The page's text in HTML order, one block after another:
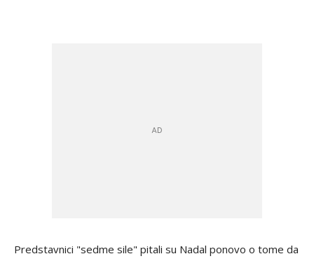
Predstavnici "sedme sile" pitali su Nadal ponovo o tome da